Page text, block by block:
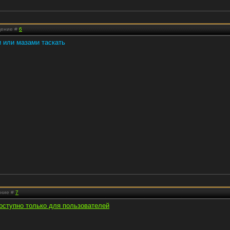
# 6
или мазами таскать
# 7
только для пользователей